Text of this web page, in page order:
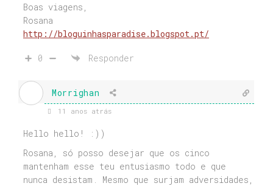
Boas viagens,
Rosana
http://bloguinhasparadise.blogspot.pt/
0 Responder
Morrighan
11 anos atrás
Hello hello! :))
Rosana, só posso desejar que os cinco
mantenham esse teu entusiasmo todo e que
nunca desistam. Mesmo que surjam adversidades,